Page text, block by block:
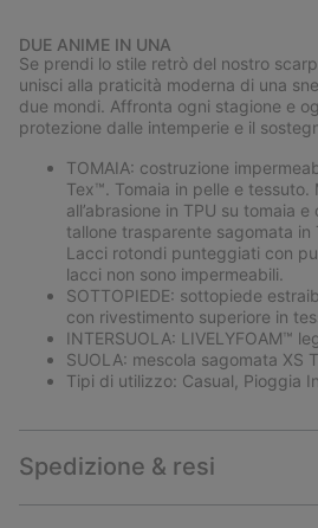
DUE ANIME IN UNA
Se prendi lo stile retrò del nostro
unisci alla praticità moderna di una
due mondi. Affronta ogni stagione e
protezione dalle intemperie e il
TOMAIA: costruzione
Tex™. Tomaia in pelle e tessuto.
all’abrasione in TPU su tomaia
tallone trasparente sagomata in
Lacci rotondi punteggiati con
lacci non sono impermeabili.
SOTTOPIEDE: sottopiede
con rivestimento superiore in
INTERSUOLA: LIVELYFOAM™
SUOLA: mescola sagomata XS
Tipi di utilizzo: Casual, Pioggia
Spedizione & resi